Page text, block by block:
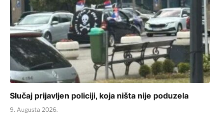
Slučaj prijavljen policiji, koja ništa nije poduzela
9. Augusta 2026.